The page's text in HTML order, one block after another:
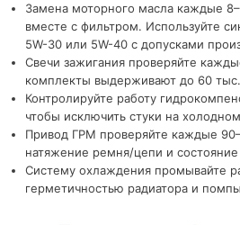
Замена моторного масла каждые
вместе с фильтром. Используйте
5W-30 или 5W-40 с допусками
Свечи зажигания проверяйте
комплекты выдерживают до 60
Контролируйте работу
чтобы исключить стуки на
Привод ГРМ проверяйте каждые
натяжение ремня/цепи и
Систему охлаждения промывайте
герметичностью радиатора и